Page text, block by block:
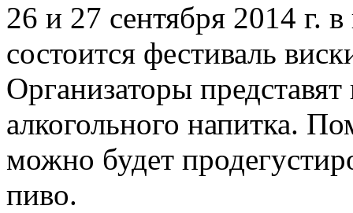
26 и 27 сентября 2014 г.
состоится фестиваль
Организаторы
алкогольного напитка.
можно будет
пиво.